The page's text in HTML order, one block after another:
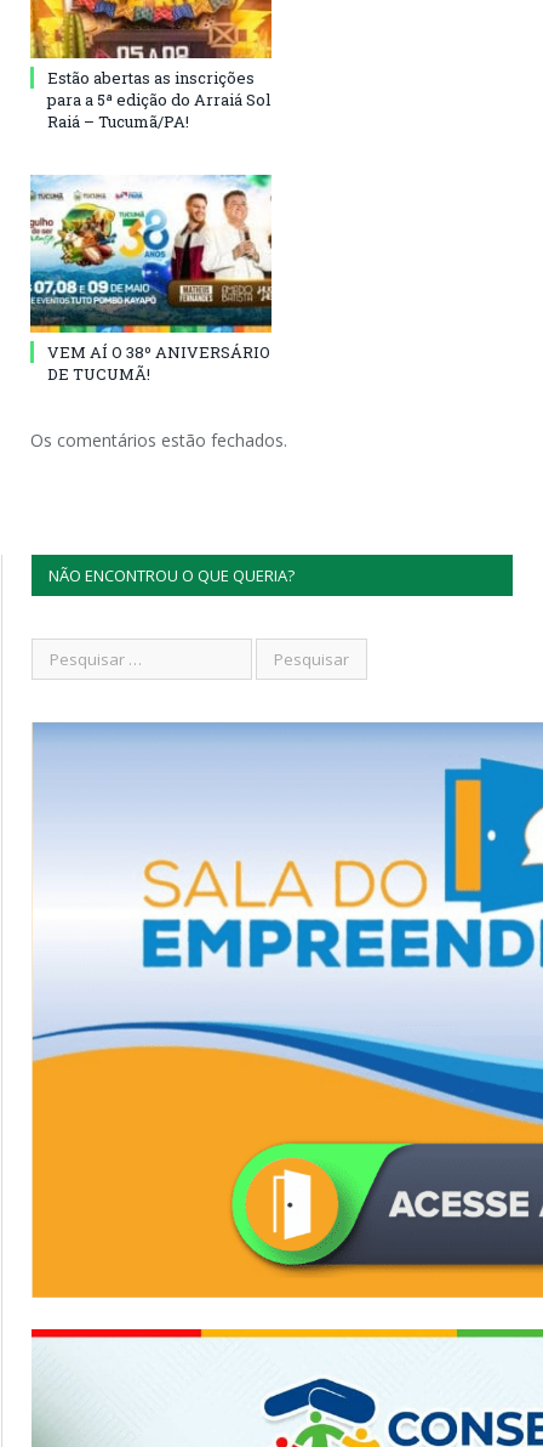
Estão abertas as inscrições
para a 5ª edição do Arraiá Sol
Raiá – Tucumã/PA!
VEM AÍ O 38º ANIVERSÁRIO
DE TUCUMÃ!
Os comentários estão fechados.
NÃO ENCONTROU O QUE QUERIA?